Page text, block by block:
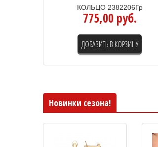
КОЛЬЦО 2382206Гр
775,00 руб.
ДОБАВИТЬ В КОРЗИНУ
Новинки сезона!